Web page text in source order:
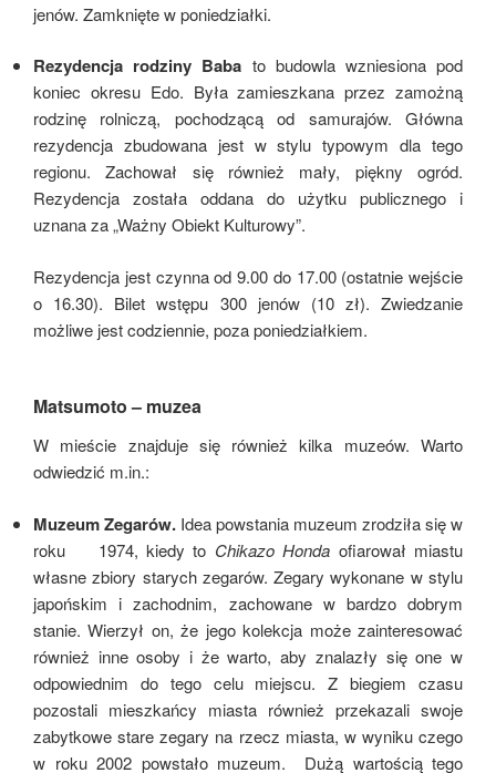
jenów. Zamknięte w poniedziałki.
Rezydencja rodziny Baba to budowla wzniesiona pod
koniec okresu Edo. Była zamieszkana przez zamożną
rodzinę rolniczą, pochodzącą od samurajów. Główna
rezydencja zbudowana jest w stylu typowym dla tego
regionu. Zachował się również mały, piękny ogród.
Rezydencja została oddana do użytku publicznego i
uznana za „Ważny Obiekt Kulturowy”.
Rezydencja jest czynna od 9.00 do 17.00 (ostatnie wejście
o 16.30). Bilet wstępu 300 jenów (10 zł). Zwiedzanie
możliwe jest codziennie, poza poniedziałkiem.
Matsumoto – muzea
W mieście znajduje się również kilka muzeów. Warto
odwiedzić m.in.:
Muzeum Zegarów. Idea powstania muzeum zrodziła się w
roku 1974, kiedy to Chikazo Honda ofiarował miastu
własne zbiory starych zegarów. Zegary wykonane w stylu
japońskim i zachodnim, zachowane w bardzo dobrym
stanie. Wierzył on, że jego kolekcja może zainteresować
również inne osoby i że warto, aby znalazły się one w
odpowiednim do tego celu miejscu. Z biegiem czasu
pozostali mieszkańcy miasta również przekazali swoje
zabytkowe stare zegary na rzecz miasta, w wyniku czego
w roku 2002 powstało muzeum. Dużą wartością tego